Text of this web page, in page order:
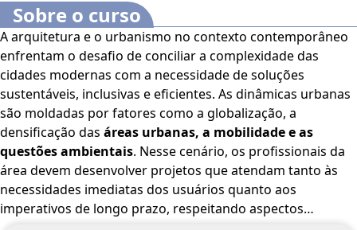
Sobre o curso
A arquitetura e o urbanismo no contexto contemporâneo
enfrentam o desafio de conciliar a complexidade das
cidades modernas com a necessidade de soluções
sustentáveis, inclusivas e eficientes. As dinâmicas urbanas
são moldadas por fatores como a globalização, a
densificação das áreas urbanas, a mobilidade e as
questões ambientais. Nesse cenário, os profissionais da
área devem desenvolver projetos que atendam tanto às
necessidades imediatas dos usuários quanto aos
imperativos de longo prazo, respeitando aspectos